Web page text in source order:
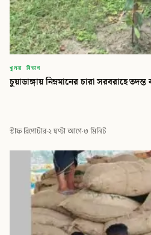
খুলনা বিভাগ
চুয়াডাঙ্গায় নিম্নমানের চারা সরবরাহে
স্টাফ রিপোর্টার·২ ঘণ্টা আগে·৩ মিনিট